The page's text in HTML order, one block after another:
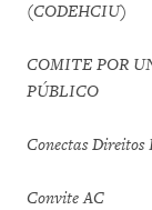
(CODEHCIU)
COMITE POR
PÚBLICO
Conectas Direitos
Convite AC